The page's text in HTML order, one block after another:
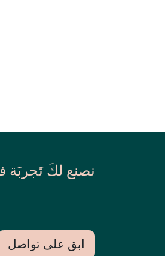
نصنع لكَ تَجربَة
ابق على تواصل